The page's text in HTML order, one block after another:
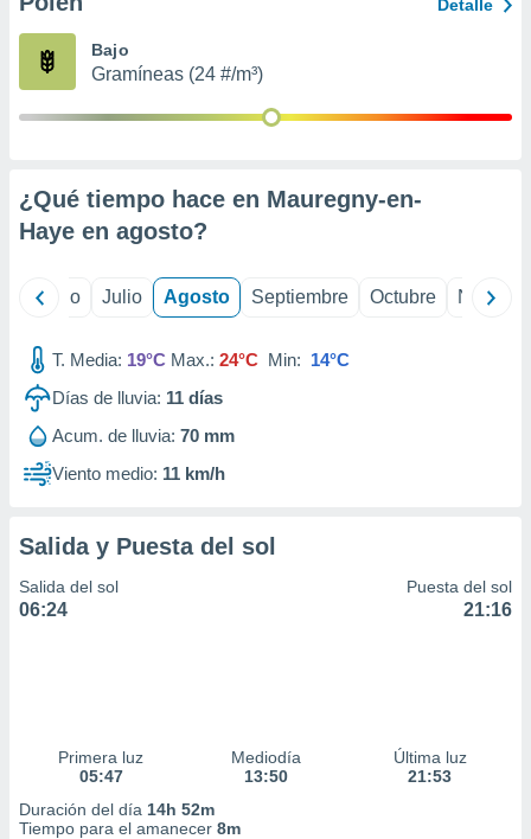
publicidad
1199
Detalle
Bajo
Gramíneas (24 #/m³)
¿Qué tiempo hace en Mauregny-en-
Haye en agosto?
Junio Julio Agosto Septiembre Octubre
T. Media: 19°C Max.: 24°C Min: 14°C
Días de lluvia: 11 días
Acum. de lluvia: 70 mm
Viento medio: 11 km/h
Salida y Puesta del sol
Salida del sol
06:24
Puesta del sol
21:16
Primera luz
05:47
Mediodía
13:50
Última luz
21:53
Duración del día 14h 52m
Tiempo para el amanecer 8m